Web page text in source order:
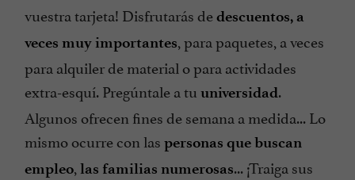
vuestra tarjeta! Disfrutarás dedescuentos, a
veces muy importantes, para paquetes, a veces
para alquiler de material o para actividades
extra-esquí. Pregúntale a tu universidad.
Algunos ofrecen fines de semana a medida... Lo
mismo ocurre con las personas que buscan
empleo, las familias numerosas... ¡Traiga sus